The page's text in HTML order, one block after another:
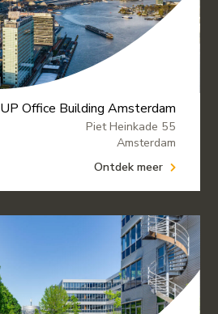
UP Office Building Amsterdam
Piet Heinkade 55
Amsterdam
Ontdek meer